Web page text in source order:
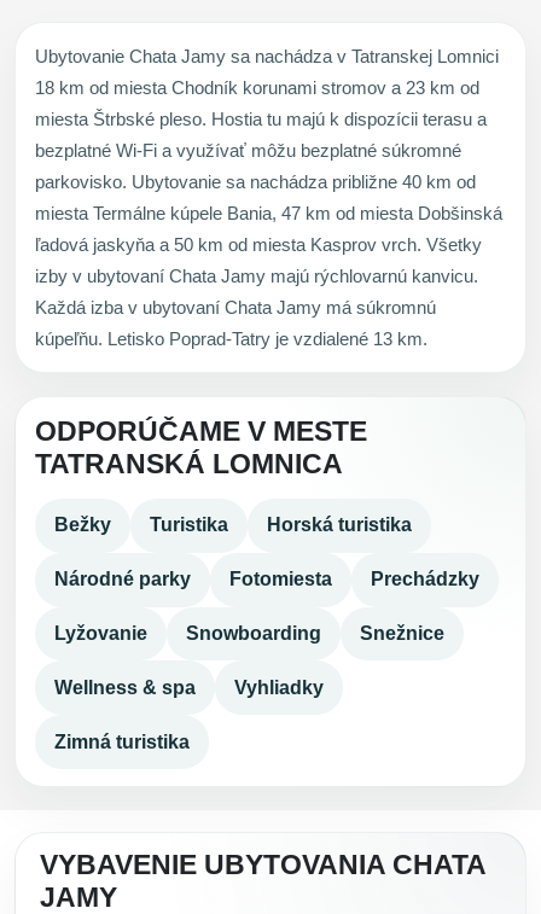
Ubytovanie Chata Jamy sa nachádza v Tatranskej Lomnici
18 km od miesta Chodník korunami stromov a 23 km od
miesta Štrbské pleso. Hostia tu majú k dispozícii terasu a
bezplatné Wi-Fi a využívať môžu bezplatné súkromné
parkovisko. Ubytovanie sa nachádza približne 40 km od
miesta Termálne kúpele Bania, 47 km od miesta Dobšinská
ľadová jaskyňa a 50 km od miesta Kasprov vrch. Všetky
izby v ubytovaní Chata Jamy majú rýchlovarnú kanvicu.
Každá izba v ubytovaní Chata Jamy má súkromnú
kúpeľňu. Letisko Poprad-Tatry je vzdialené 13 km.
ODPORÚČAME V MESTE
TATRANSKÁ LOMNICA
Bežky Turistika Horská turistika
Národné parky Fotomiesta Prechádzky
Lyžovanie Snowboarding Snežnice
Wellness & spa Vyhliadky
Zimná turistika
VYBAVENIE UBYTOVANIA CHATA
JAMY